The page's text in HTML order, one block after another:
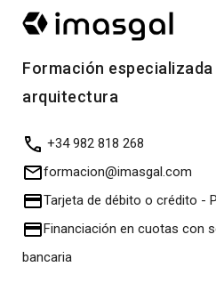
Formación
arquitectura
+34 982 818 268
formacion@imasgal.com
Tarjeta de débito o crédito -
Financiación en cuotas con
bancaria